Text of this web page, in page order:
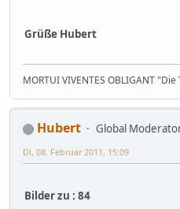
Grüße Hubert
MORTUI VIVENTES OBLIGANT
Hubert
Global
Di, 08. Februar 2011, 15:09
Bilder zu : 84